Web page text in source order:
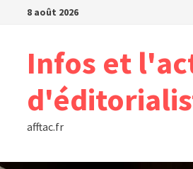
Passer8 août 2026
Infos et
afftac.fr